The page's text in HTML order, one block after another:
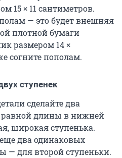
15 × 11 сантиметров.
— это будет внешняя
плотной бумаги
размером 14 ×
согните пополам.
ступенек
сделайте два
равной длины в нижней
широкая ступенька.
два одинаковых
— для второй ступеньки.